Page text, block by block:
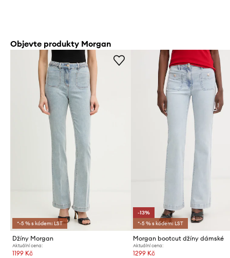
Objevte produkty Morgan
*-5 % s kódem: LST
Džíny Morgan
Aktuální cena:
1199 Kč
-13%
*-5 % s kódem: LST
Morgan bootcut džíny dámské
Aktuální cena:
1299 Kč